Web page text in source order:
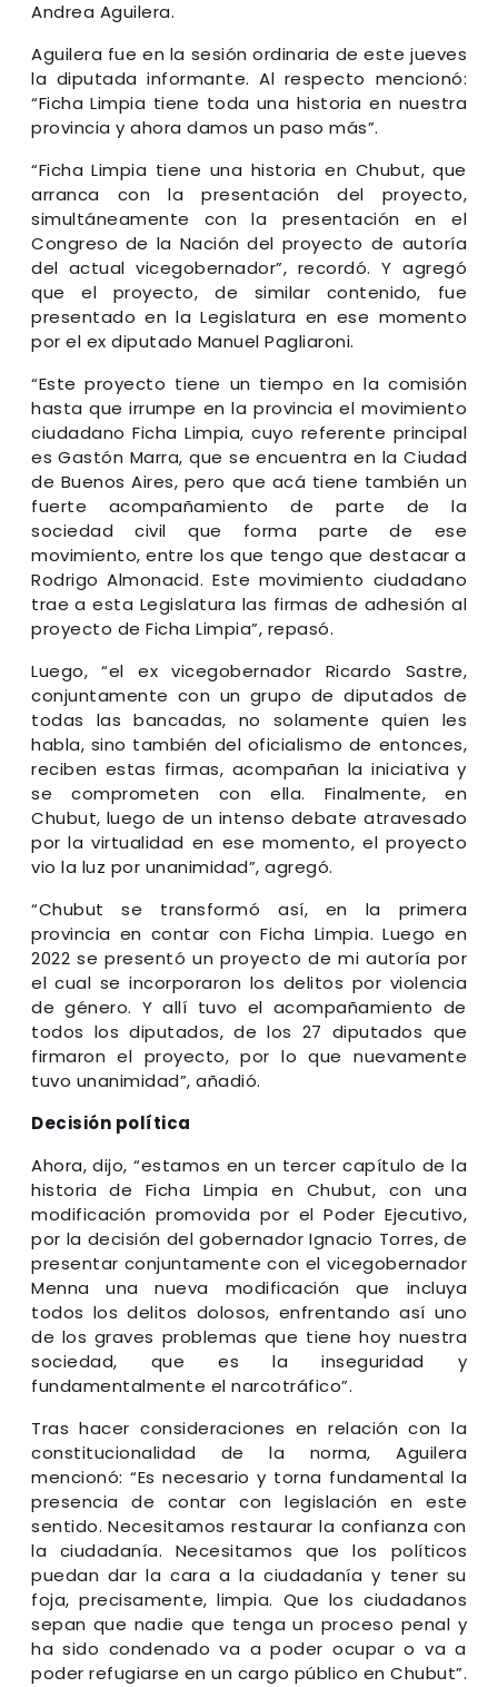
Andrea Aguilera.
Aguilera fue en la sesión ordinaria de este jueves
la diputada informante. Al respecto mencionó:
“Ficha Limpia tiene toda una historia en nuestra
provincia y ahora damos un paso más”.
“Ficha Limpia tiene una historia en Chubut, que
arranca con la presentación del proyecto,
simultáneamente con la presentación en el
Congreso de la Nación del proyecto de autoría
del actual vicegobernador”, recordó. Y agregó
que el proyecto, de similar contenido, fue
presentado en la Legislatura en ese momento
por el ex diputado Manuel Pagliaroni.
“Este proyecto tiene un tiempo en la comisión
hasta que irrumpe en la provincia el movimiento
ciudadano Ficha Limpia, cuyo referente principal
es Gastón Marra, que se encuentra en la Ciudad
de Buenos Aires, pero que acá tiene también un
fuerte acompañamiento de parte de la
sociedad civil que forma parte de ese
movimiento, entre los que tengo que destacar a
Rodrigo Almonacid. Este movimiento ciudadano
trae a esta Legislatura las firmas de adhesión al
proyecto de Ficha Limpia”, repasó.
Luego, “el ex vicegobernador Ricardo Sastre,
conjuntamente con un grupo de diputados de
todas las bancadas, no solamente quien les
habla, sino también del oficialismo de entonces,
reciben estas firmas, acompañan la iniciativa y
se comprometen con ella. Finalmente, en
Chubut, luego de un intenso debate atravesado
por la virtualidad en ese momento, el proyecto
vio la luz por unanimidad”, agregó.
“Chubut se transformó así, en la primera
provincia en contar con Ficha Limpia. Luego en
2022 se presentó un proyecto de mi autoría por
el cual se incorporaron los delitos por violencia
de género. Y allí tuvo el acompañamiento de
todos los diputados, de los 27 diputados que
firmaron el proyecto, por lo que nuevamente
tuvo unanimidad”, añadió.
Decisión política
Ahora, dijo, “estamos en un tercer capítulo de la
historia de Ficha Limpia en Chubut, con una
modificación promovida por el Poder Ejecutivo,
por la decisión del gobernador Ignacio Torres, de
presentar conjuntamente con el vicegobernador
Menna una nueva modificación que incluya
todos los delitos dolosos, enfrentando así uno
de los graves problemas que tiene hoy nuestra
sociedad, que es la inseguridad y
fundamentalmente el narcotráfico”.
Tras hacer consideraciones en relación con la
constitucionalidad de la norma, Aguilera
mencionó: “Es necesario y torna fundamental la
presencia de contar con legislación en este
sentido. Necesitamos restaurar la confianza con
la ciudadanía. Necesitamos que los políticos
puedan dar la cara a la ciudadanía y tener su
foja, precisamente, limpia. Que los ciudadanos
sepan que nadie que tenga un proceso penal y
ha sido condenado va a poder ocupar o va a
poder refugiarse en un cargo público en Chubut”.